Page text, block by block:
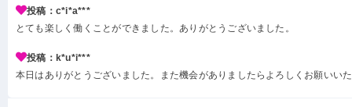
投稿：c*i*a***
とても楽しく働くことができました。ありがとうございました。
投稿：k*u*i***
本日はありがとうございました。また機会がありましたらよろしくお願いい